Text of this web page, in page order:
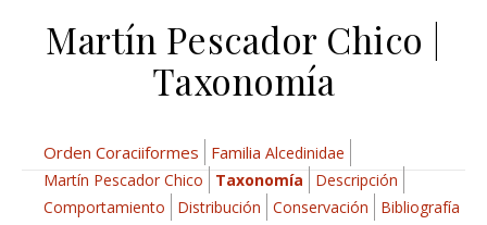
Martín Pescador Chico |
Taxonomía
Orden Coraciiformes Familia Alcedinidae
Martín Pescador Chico
Taxonomía
Descripción
Comportamiento
Distribución Conservación Bibliografía